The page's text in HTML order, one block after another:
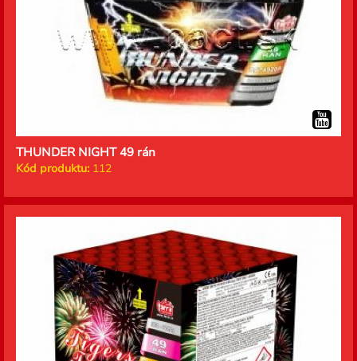
THUNDER NIGHT 49 rán
Kód produktu: 112